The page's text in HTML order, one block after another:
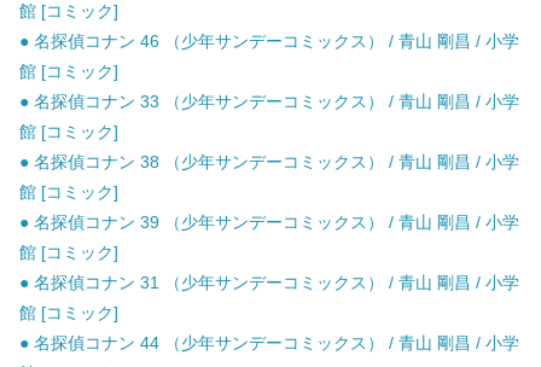
館 [コミック]
● 名探偵コナン 46 （少年サンデーコミックス） / 青山 剛昌 / 小学
館 [コミック]
● 名探偵コナン 33 （少年サンデーコミックス） / 青山 剛昌 / 小学
館 [コミック]
● 名探偵コナン 38 （少年サンデーコミックス） / 青山 剛昌 / 小学
館 [コミック]
● 名探偵コナン 39 （少年サンデーコミックス） / 青山 剛昌 / 小学
館 [コミック]
● 名探偵コナン 31 （少年サンデーコミックス） / 青山 剛昌 / 小学
館 [コミック]
● 名探偵コナン 44 （少年サンデーコミックス） / 青山 剛昌 / 小学